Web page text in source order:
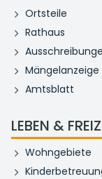
Ortsteile
Rathaus
Mängelanzeige
Amtsblatt
LEBEN &
Wohngebiete